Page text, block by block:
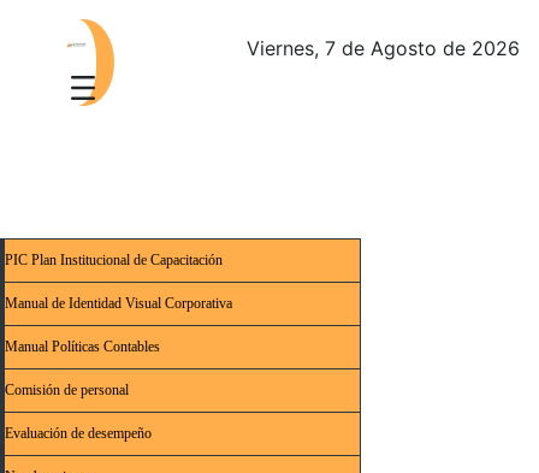
Viernes, 7 de Agosto de 2026
PIC Plan Institucional de Capacitación
Manual de Identidad Visual Corporativa
Manual Políticas Contables
Comisión de personal
Evaluación de desempeño